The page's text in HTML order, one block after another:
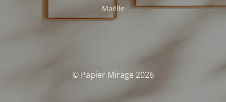
Maëlle
© Papier Mirage 2026